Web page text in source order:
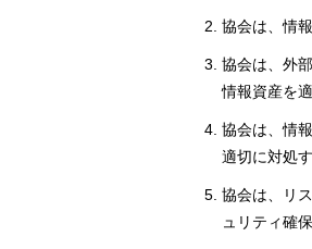
協会は、情
協会は、外
情報資産を
協会は、情
適切に対処
協会は、リ
ュリティ確